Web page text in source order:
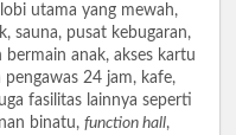
utama yang mewah,
sauna, pusat kebugaran,
bermain anak, akses kartu
24 jam, kafe,
fasilitas lainnya seperti
binatu, function hall,